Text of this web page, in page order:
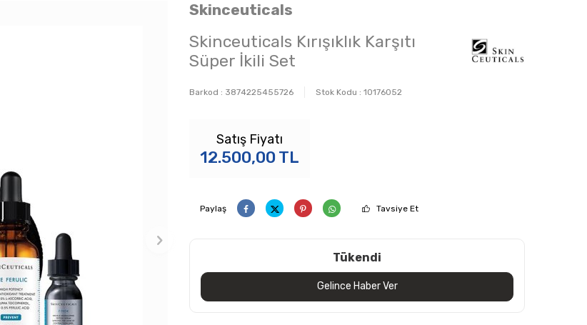
Skinceuticals
Skinceuticals Kırışıklık Karşıtı
Süper İkili Set
Barkod : 3874225455726 Stok Kodu : 10176052
Satış Fiyatı
12.500,00 TL
Paylaş Tavsiye Et
Tükendi
Gelince Haber Ver